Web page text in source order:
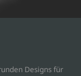
Designs für